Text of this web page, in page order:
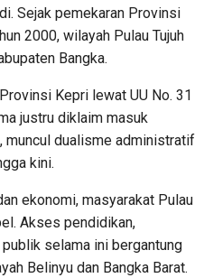
Sejak pemekaran Provinsi
2000, wilayah Pulau Tujuh
Bangka.
Kepri lewat UU No. 31
justru diklaim masuk
muncul dualisme administratif
kini.
ekonomi, masyarakat Pulau
Akses pendidikan,
selama ini bergantung
Belinyu dan Bangka Barat.